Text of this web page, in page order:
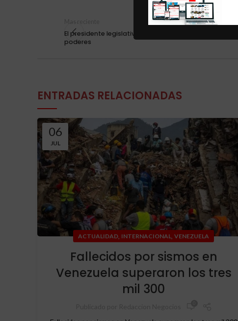
Mas reciente
El presidente legislativo pide respeto y diálogo entre
poderes
ENTRADAS RELACIONADAS
06
JUL
ACTUALIDAD, INTERNACIONAL ,VENEZUELA
Fallecidos por sismos en
Venezuela superaron los tres
mil 300